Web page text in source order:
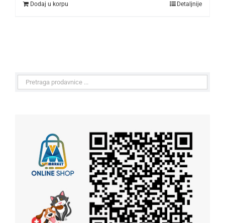
2.400,00 рсд.
Dodaj u korpu Detaljnije